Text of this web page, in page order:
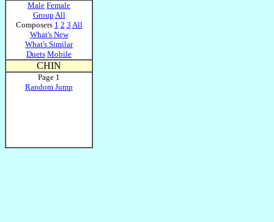
Male Female
Group All
Composers 1 2 3 All
What's New
What's Similar
Duets Mobile
CHIN
Page 1
Random Jump